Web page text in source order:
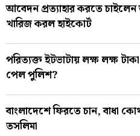
আবেদন প্রত্যাহার করতে
খারিজ করল হাইকোর্ট
পরিত্যক্ত ইটভাটায় লক্ষ লক্ষ
পেল পুলিশ?
বাংলাদেশে ফিরতে চান, বাধা
তসলিমা